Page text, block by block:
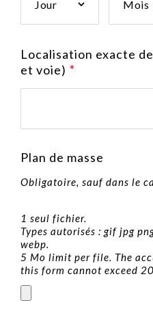
de
fin
travaux :
Jour
Jour
fin
Mois
Localisation exacte
et voie) *
Plan de masse
Obligatoire, sauf dans le
1 seul fichier.
Types autorisés : gif jpg
webp.
5 Mo limit per file. The
this form cannot exceed